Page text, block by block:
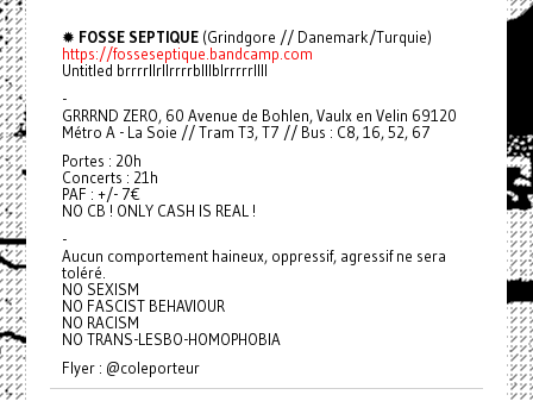
✹ FOSSE SEPTIQUE(Grindgore // Danemark/Turquie)
https://fosseseptique.bandcamp.com
Untitled brrrrllrllrrrrblllblrrrrrllll
-
GRRRND ZERO, 60 Avenue de Bohlen, Vaulx en Velin 69120
Métro A - La Soie // Tram T3, T7 // Bus : C8, 16, 52, 67
Portes : 20h
Concerts : 21h
PAF : +/- 7€
NO CB ! ONLY CASH IS REAL !
-
Aucun comportement haineux, oppressif, agressif ne sera
toléré.
NO SEXISM
NO FASCIST BEHAVIOUR
NO RACISM
NO TRANS-LESBO-HOMOPHOBIA
Flyer : @coleporteur